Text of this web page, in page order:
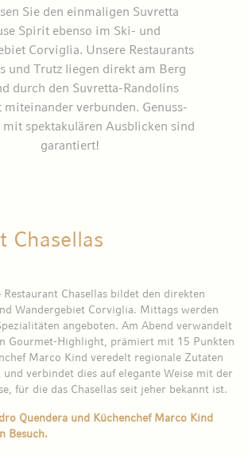
Sie den einmaligen Suvretta
Spirit ebenso im Ski- und
Corviglia. Unsere Restaurants
und Trutz liegen direkt am Berg
durch den Suvretta-Randolins
miteinander verbunden. Genuss-
spektakulären Ausblicken sind
garantiert!
Chasellas
Chasellas bildet den direkten
Wandergebiet Corviglia. Mittags werden
angeboten. Am Abend verwandelt
Gourmet-Highlight, prämiert mit 15 Punkten
Marco Kind veredelt regionale Zutaten
verbindet dies auf elegante Weise mit der
für die das Chasellas seit jeher bekannt ist.
Quendera und Küchenchef Marco Kind
Besuch.